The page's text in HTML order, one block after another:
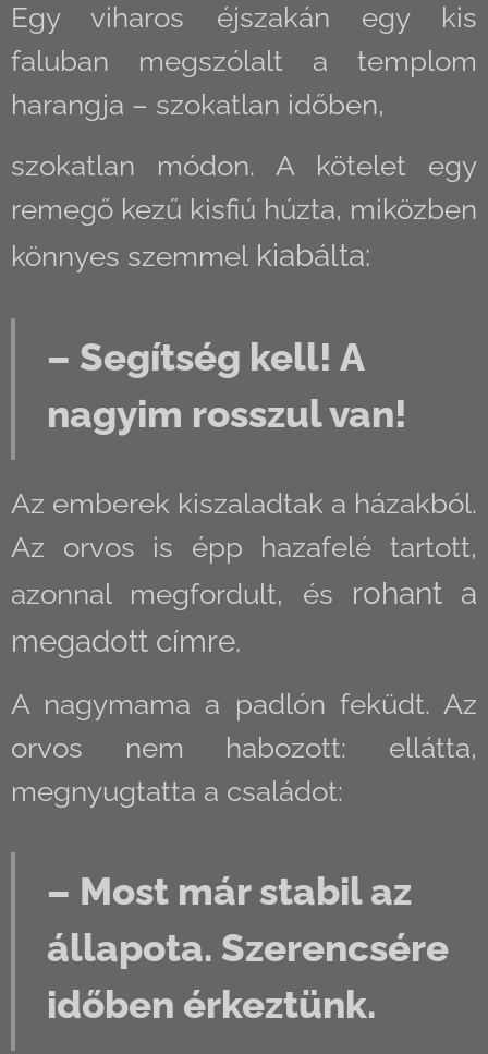
Egy viharos éjszakán egy kis
faluban megszólalt a templom
harangja – szokatlan időben,
szokatlan módon. A kötelet egy
remegő kezű kisfiú húzta, miközben
könnyes szemmel kiabálta:
– Segítség kell! A
nagyim rosszul van!
Az emberek kiszaladtak a házakból.
Az orvos is épp hazafelé tartott,
azonnal megfordult, és rohant a
megadott címre.
A nagymama a padlón feküdt. Az
orvos nem habozott: ellátta,
megnyugtatta a családot:
– Most már stabil az
állapota. Szerencsére
időben érkeztünk.